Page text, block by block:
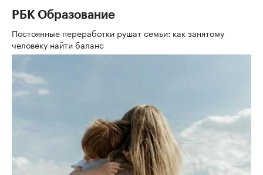
РБК Образование
Постоянные переработки рушат семьи: как занятому
человеку найти баланс